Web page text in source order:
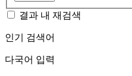
결과 내 재검색
인기 검색어
다국어 입력